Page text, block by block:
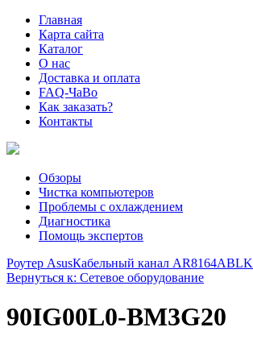
Главная
Карта сайта
Каталог
О нас
Доставка и оплата
FAQ-ЧаВо
Как заказать?
Контакты
Обзоры
Чистка компьютеров
Проблемы с охлаждением
Диагностика
Помощь экспертов
Роутер AsusКабельный канал AR8164ABLK
Вернуться к: Сетевое оборудование
90IG00L0-BM3G20